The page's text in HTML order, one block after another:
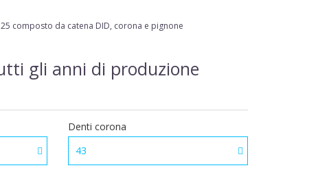
composto da catena DID, corona e pignone
gli anni di produzione
Denti corona
43